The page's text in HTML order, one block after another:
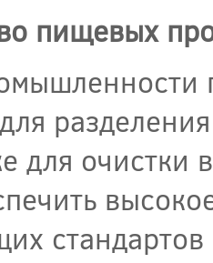
пищевых
для очистки